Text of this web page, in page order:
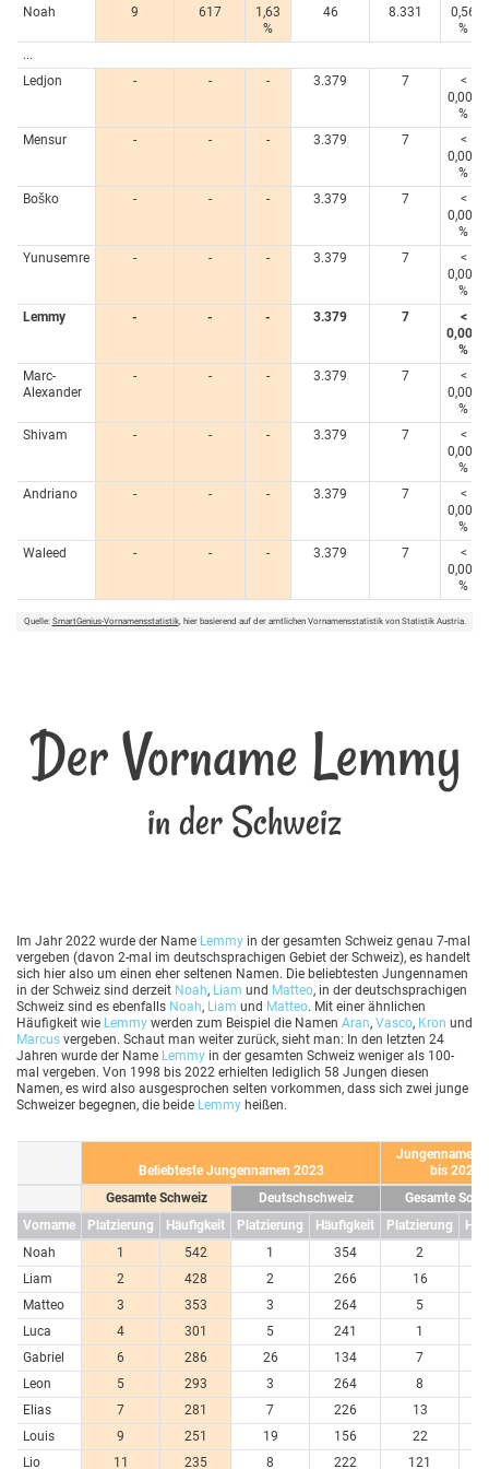
Noah 9 617
1,63
%
46 8.331
0,56
%
...
Ledjon
- - - 3.379 7
<
0,005
%
Mensur
- - - 3.379 7
<
0,005
%
Boško
- - - 3.379 7
<
0,005
%
Yunusemre
- - - 3.379 7
<
0,005
%
Lemmy
- - - 3.379 7
<
0,005
%
Marc-
Alexander
- - - 3.379 7
<
0,005
%
Shivam
- - - 3.379 7
<
0,005
%
Andriano
- - - 3.379 7
<
0,005
%
Waleed
- - - 3.379 7
<
0,005
%
Quelle: SmartGenius-Vornamensstatistik, hier basierend auf der amtlichen Vornamensstatistik von Statistik Austria.
Der Vorname Lemmy
in der Schweiz
Im Jahr 2022 wurde der Name Lemmy in der gesamten Schweiz genau 7-mal
vergeben (davon 2-mal im deutschsprachigen Gebiet der Schweiz), es handelt
sich hier also um einen eher seltenen Namen. Die beliebtesten Jungennamen
in der Schweiz sind derzeit Noah, Liam und Matteo, in der deutschsprachigen
Schweiz sind es ebenfalls Noah, Liam und Matteo. Mit einer ähnlichen
Häufigkeit wie Lemmy werden zum Beispiel die Namen Aran, Vasco, Kron und
Marcus vergeben. Schaut man weiter zurück, sieht man: In den letzten 24
Jahren wurde der Name Lemmy in der gesamten Schweiz weniger als 100-
mal vergeben. Von 1998 bis 2022 erhielten lediglich 58 Jungen diesen
Namen, es wird also ausgesprochen selten vorkommen, dass sich zwei junge
Schweizer begegnen, die beide Lemmy heißen.
Beliebteste Jungennamen 2023
Jungennamen
bis 2023
Gesamte Schweiz
Deutschschweiz
Gesamte
Vorname
Platzierung Häufigkeit Platzierung Häufigkeit Platzierung
Noah
1 542 1 354 2
Liam
2 428 2 266 16
Matteo
3 353 3 264 5
Luca
4 301 5 241 1
Gabriel
6 286 26 134 7
Leon
5 293 3 264 8
Elias
7 281 7 226 13
Louis
9 251 19 156 22
Lio
11 235 8 222 121